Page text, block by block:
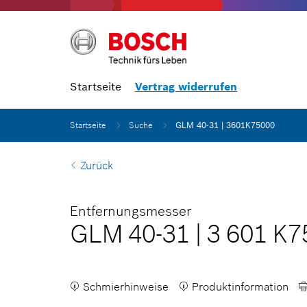
Startseite Vertrag widerrufen
Startseite Suche GLM 40-31 | 3601K75000
Zurück
Entfernungsmesser
GLM 40-31 | 3 601
Schmierhinweise Produktinformation